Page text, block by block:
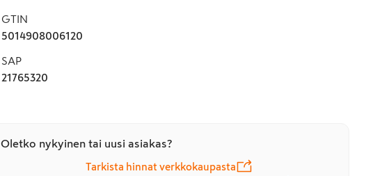
GTIN
5014908006120
SAP
21765320
Oletko nykyinen tai uusi asiakas?
Tarkista hinnat verkkokaupasta